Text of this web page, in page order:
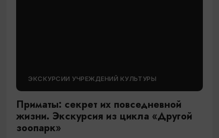
ЭКСКУРСИИ УЧРЕЖДЕНИЙ КУЛЬТУРЫ
Приматы: секрет их повседневной
жизни. Экскурсия из цикла «Другой
зоопарк»